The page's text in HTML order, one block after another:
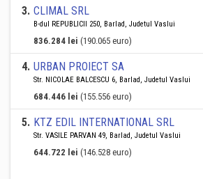
3. CLIMAL SRL
B-dul REPUBLICII 250, Barlad, Judetul Vaslui
836.284 lei (190.065 euro)
4. URBAN PROIECT SA
Str. NICOLAE BALCESCU 6, Barlad, Judetul Vaslui
684.446 lei (155.556 euro)
5. KTZ EDIL INTERNATIONAL SRL
Str. VASILE PARVAN 49, Barlad, Judetul Vaslui
644.722 lei (146.528 euro)